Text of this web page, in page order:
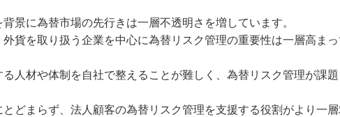
景に為替市場の先行きは一層不透明さを増しています。
貨を取り扱う企業を中心に為替リスク管理の重要性は一層高ま
人材や体制を自社で整えることが難しく、為替リスク管理が課
どまらず、法人顧客の為替リスク管理を支援する役割がより一